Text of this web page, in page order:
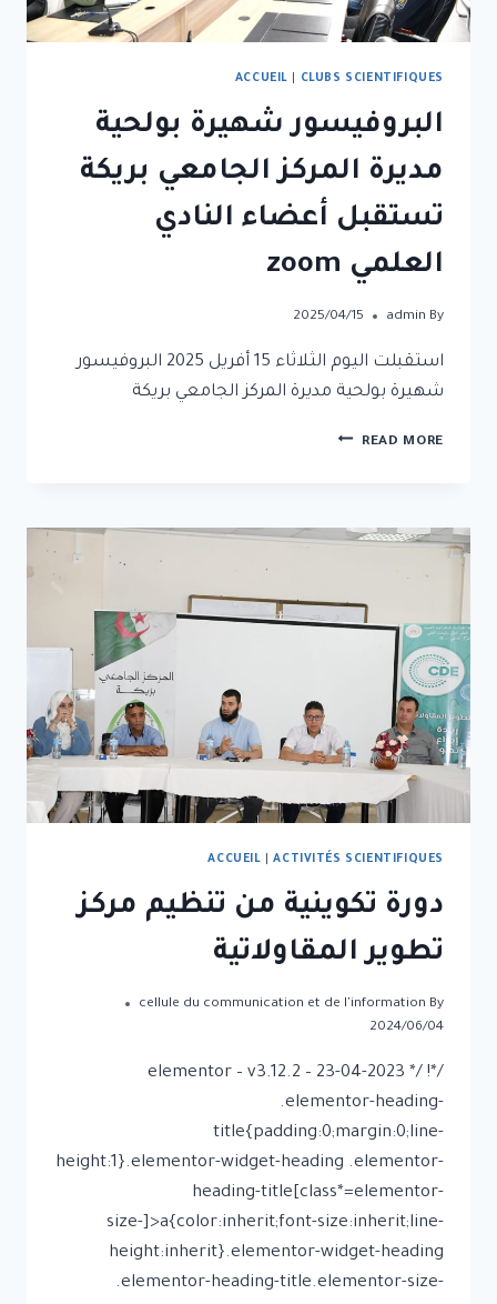
ACCUEIL CLUBS SCIENTIFIQUES
البروفيسور شهيرة بولحية
مديرة المركز الجامعي بريكة
تستقبل أعضاء النادي
العلمي zoom
By
admin
2025/04/15
استقبلت اليوم الثلاثاء 15 أفريل 2025 البروفيسور
شهيرة بولحية مديرة المركز الجامعي بريكة
READ MORE
ACCUEIL |ACTIVITÉS SCIENTIFIQUES
دورة تكوينية من تنظيم مركز
تطوير المقاولاتية
By
cellule du communication et de l'information
2024/06/04
/*! elementor – v3.12.2 – 23-04-2023 */
.elementor-heading-
title{padding:0;margin:0;line-
height:1}.elementor-widget-heading .elementor-
heading-title[class*=elementor-
size-]>a{color:inherit;font-size:inherit;line-
height:inherit}.elementor-widget-heading
.elementor-heading-title.elementor-size-